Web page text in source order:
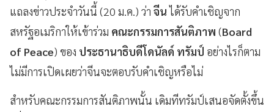
แถลงข่าวประจำวันนี้ (20 ม.ค.) ว่า จีนได้รับคำเชิญจาก
สหรัฐอเมริกาให้เข้าร่วม คณะกรรมการสันติภาพ (Board
of Peace) ของ ประธานาธิบดีโดนัลด์ ทรัมป์ อย่างไรก็ตาม
ไม่มีการเปิดเผยว่าจีนจะตอบรับคำเชิญหรือไม่
สำหรับคณะกรรมการสันติภาพนั้น เดิมทีทรัมป์เสนอจัดตั้งขึ้น